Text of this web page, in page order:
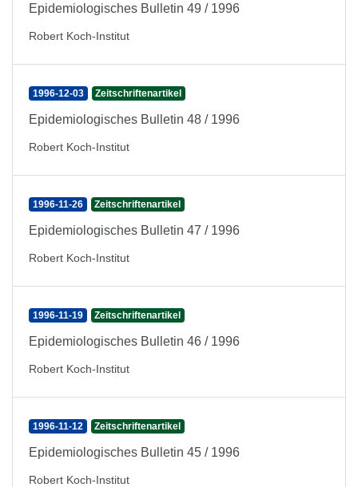
Epidemiologisches Bulletin 49 / 1996
Robert Koch-Institut
1996-12-03 Zeitschriftenartikel
Epidemiologisches Bulletin 48 / 1996
Robert Koch-Institut
1996-11-26 Zeitschriftenartikel
Epidemiologisches Bulletin 47 / 1996
Robert Koch-Institut
1996-11-19 Zeitschriftenartikel
Epidemiologisches Bulletin 46 / 1996
Robert Koch-Institut
1996-11-12 Zeitschriftenartikel
Epidemiologisches Bulletin 45 / 1996
Robert Koch-Institut